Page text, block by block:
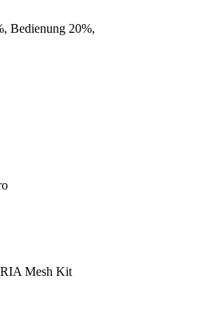
Bedienung 20%,
Mesh Kit